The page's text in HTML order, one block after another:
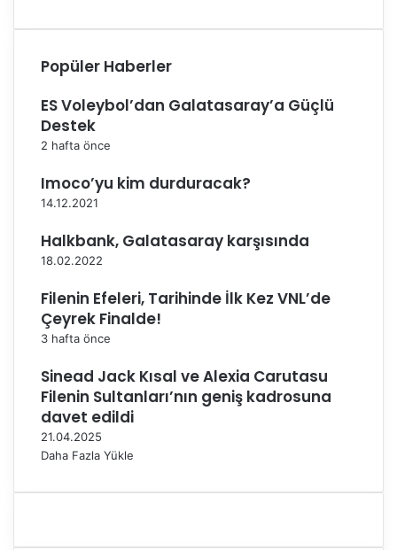
i
B
l
e
y
s
p
r
2
'
e
2
y
a
p
Popüler Haberler
ES Voleybol’dan Galatasaray’a Güçlü
Destek
2 hafta önce
Imoco’yu kim durduracak?
14.12.2021
Halkbank, Galatasaray karşısında
18.02.2022
Filenin Efeleri, Tarihinde İlk Kez VNL’de
Çeyrek Finalde!
3 hafta önce
Sinead Jack Kısal ve Alexia Carutasu
Filenin Sultanları’nın geniş kadrosuna
davet edildi
21.04.2025
Daha Fazla Yükle